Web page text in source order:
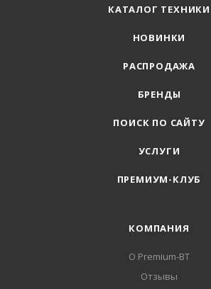
КАТАЛОГ ТЕХНИКИ
НОВИНКИ
РАСПРОДАЖА
БРЕНДЫ
ПОИСК ПО САЙТУ
УСЛУГИ
ПРЕМИУМ-КЛУБ
КОМПАНИЯ
О Premium-BT
Отзывы